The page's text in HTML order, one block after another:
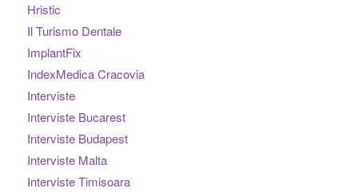
Hristic
Il Turismo Dentale
ImplantFix
IndexMedica Cracovia
Interviste
Interviste Bucarest
Interviste Budapest
Interviste Malta
Interviste Timisoara